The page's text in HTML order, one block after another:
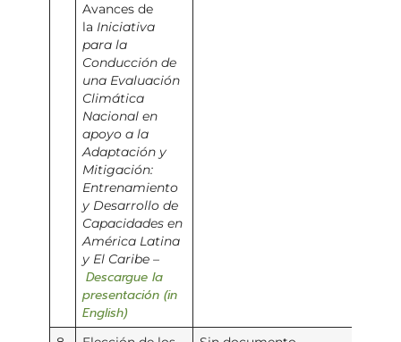
Avances de
la Iniciativa
para la
Conducción de
una Evaluación
Climática
Nacional en
apoyo a la
Adaptación y
Mitigación:
Entrenamiento
y Desarrollo de
Capacidades en
América Latina
y El Caribe –
Descargue la
presentación (in
English)